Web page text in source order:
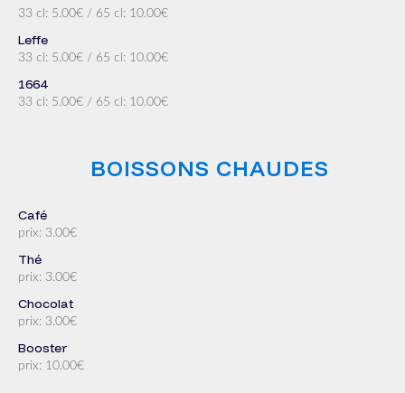
33 cl: 5.00€ / 65 cl: 10.00€
Leffe
33 cl: 5.00€ / 65 cl: 10.00€
1664
33 cl: 5.00€ / 65 cl: 10.00€
BOISSONS CHAUDES
Café
prix: 3.00€
Thé
prix: 3.00€
Chocolat
prix: 3.00€
Booster
prix: 10.00€